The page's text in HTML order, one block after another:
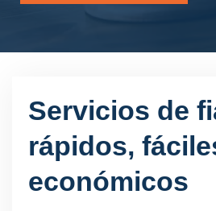
Servicios de
rápidos,
económicos